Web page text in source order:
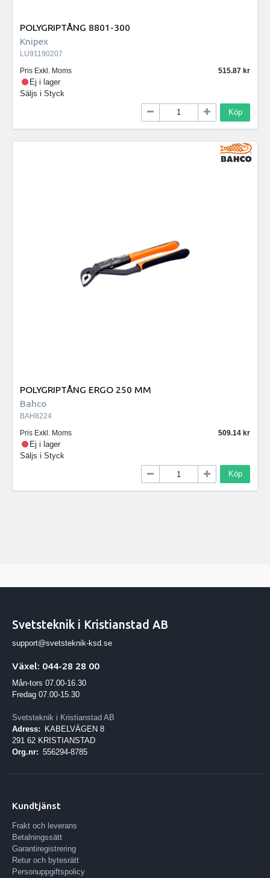
POLYGRIPTÅNG 8801-300
Knipex
LU91190207
Pris Exkl. Moms
515.87
Ej i lager
Säljs i Styck
Köp
POLYGRIPTÅNG ERGO 250 MM
Bahco
BAH8224
Pris Exkl. Moms
509.14
Ej i lager
Säljs i Styck
Köp
Svetsteknik i Kristianstad AB
support@svetsteknik-ksd.se
Växel: 044-28 28 00
Mån-tors 07.00-16.30
Fredag 07.00-15.30
Svetsteknik i Kristianstad AB
Adress:
KABELVÄGEN 8
291 62 KRISTIANSTAD
Org.nr: 556294-8785
Kundtjänst
Frakt och leverans
Betalningssätt
Garantiregistrering
Retur och bytesrätt
Personuppgiftspolicy